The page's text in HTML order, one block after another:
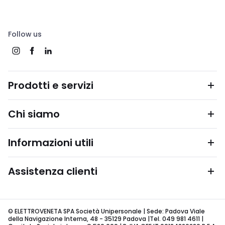
Follow us
Prodotti e servizi
Chi siamo
Informazioni utili
Assistenza clienti
© ELETTROVENETA SPA Società Unipersonale | Sede: Padova Viale
della Navigazione Interna, 48 - 35129 Padova |Tel. 049 981 4611 |